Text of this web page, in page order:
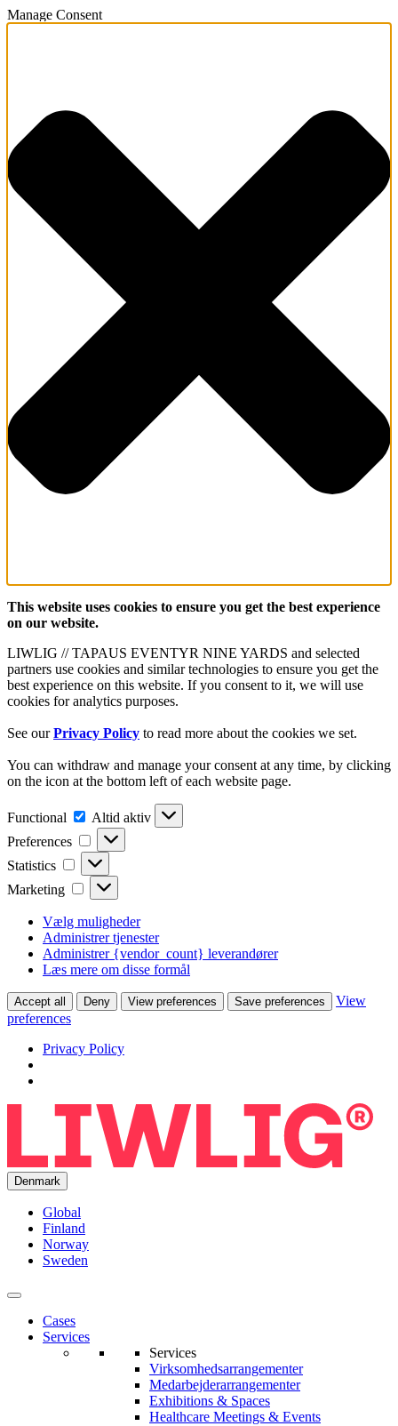
Manage Consent
This website uses cookies to ensure you get the best experience
on our website.
LIWLIG // TAPAUS EVENTYR NINE YARDS and selected
partners use cookies and similar technologies to ensure you get the
best experience on this website. If you consent to it, we will use
cookies for analytics purposes.
See ourPrivacy Policy to read more about the cookies we set.
You can withdraw and manage your consent at any time, by clicking
on the icon at the bottom left of each website page.
Functional Functional
Altid aktiv
Preferences
Preferences
Statistics Statistics
Marketing Marketing
Vælg muligheder
Administrer tjenester
Administrer {vendor_count} leverandører
Læs mere om disse formål
Accept all Deny View preferences Save preferences
View
preferences
Privacy Policy
Denmark
Global
Finland
Norway
Sweden
Cases
Services
Services
Virksomhedsarrangementer
Medarbejderarrangementer
Exhibitions & Spaces
Healthcare Meetings & Events